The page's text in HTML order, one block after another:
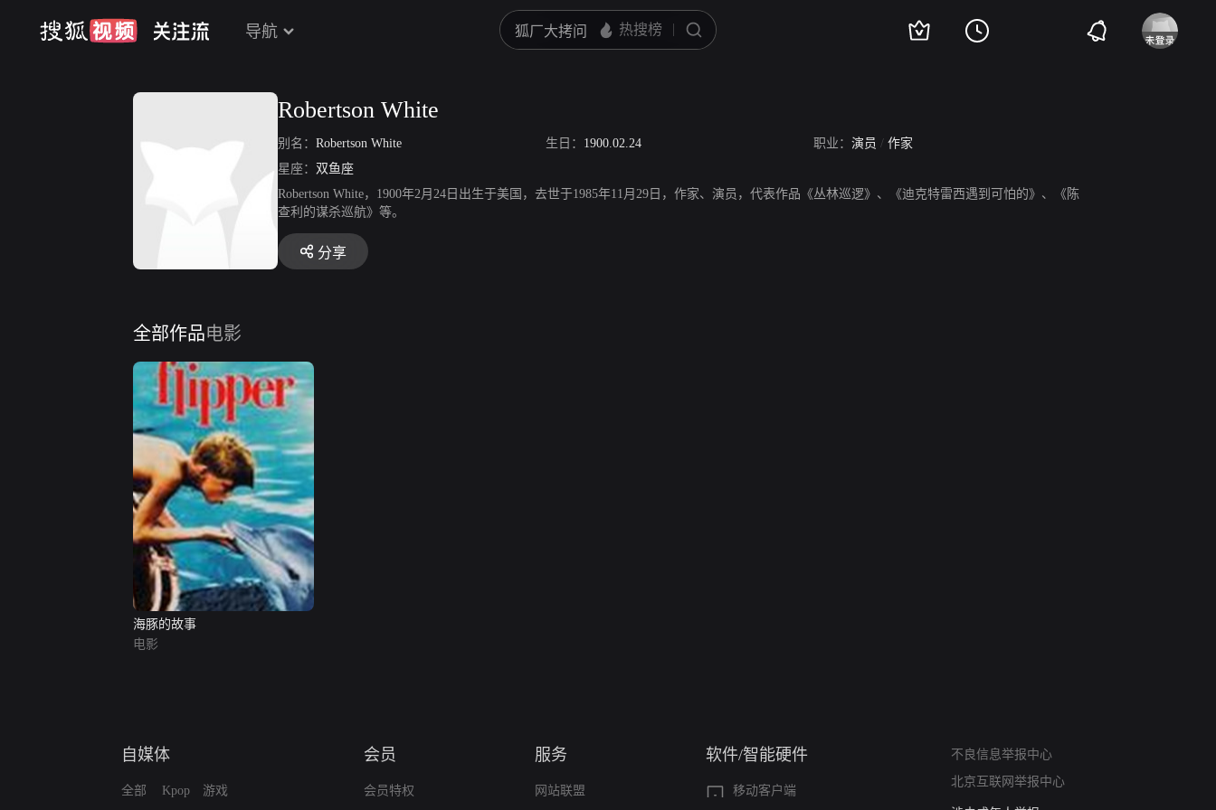
导航
Robertson White
别名： Robertson White 生日： 1900.02.24 职业： 演员 / 作家
星座： 双鱼座
Robertson White，1900年2月24日出生于美国，去世于1985年11月29日，作家、演员，代表作品《丛林巡逻》、《迪克特雷西遇到可怕的》、《陈
查利的谋杀巡航》等。
分享
全部作品电影
海豚的故事
电影
自媒体
全部 Kpop 游戏
会员
会员特权
服务
网站联盟
软件/智能硬件
移动客户端
不良信息举报中心
北京互联网举报中心
涉政举报入口